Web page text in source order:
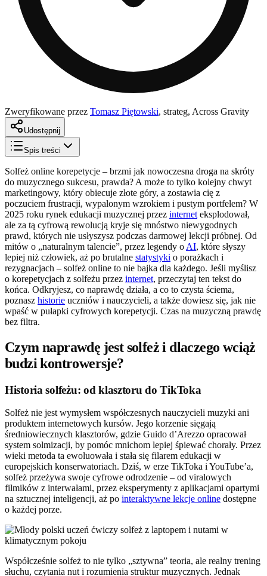
Zweryfikowane przez Tomasz Piętowski, strateg, Across Gravity
Udostępnij
Spis treści
Solfeż online korepetycje – brzmi jak nowoczesna droga na skróty
do muzycznego sukcesu, prawda? A może to tylko kolejny chwyt
marketingowy, który obiecuje złote góry, a zostawia cię z
poczuciem frustracji, wypalonym wzrokiem i pustym portfelem? W
2025 roku rynek edukacji muzycznej przez internet eksplodował,
ale za tą cyfrową rewolucją kryje się mnóstwo niewygodnych
prawd, których nie usłyszysz podczas darmowej lekcji próbnej. Od
mitów o „naturalnym talencie”, przez legendy o AI, które słyszy
lepiej niż człowiek, aż po brutalne statystyki o porażkach i
rezygnacjach – solfeż online to nie bajka dla każdego. Jeśli myślisz
o korepetycjach z solfeżu przez internet, przeczytaj ten tekst do
końca. Odkryjesz, co naprawdę działa, a co to czysta ściema,
poznasz historie uczniów i nauczycieli, a także dowiesz się, jak nie
wpaść w pułapki cyfrowych korepetycji. Czas na muzyczną prawdę
bez filtra.
Czym naprawdę jest solfeż i dlaczego wciąż
budzi kontrowersje?
Historia solfeżu: od klasztoru do TikToka
Solfeż nie jest wymysłem współczesnych nauczycieli muzyki ani
produktem internetowych kursów. Jego korzenie sięgają
średniowiecznych klasztorów, gdzie Guido d’Arezzo opracował
system solmizacji, by pomóc mnichom lepiej śpiewać chorały. Przez
wieki metoda ta ewoluowała i stała się filarem edukacji w
europejskich konserwatoriach. Dziś, w erze TikToka i YouTube’a,
solfeż przeżywa swoje cyfrowe odrodzenie – od viralowych
filmików z interwałami, przez eksperymenty z aplikacjami opartymi
na sztucznej inteligencji, aż po interaktywne lekcje online dostępne
o każdej porze.
Współcześnie solfeż to nie tylko „sztywna” teoria, ale realny trening
słuchu, czytania nut i rozumienia struktur muzycznych. Jednak